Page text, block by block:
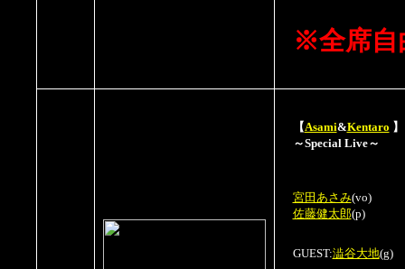
※全席自
【Asami&Kentaro 】
～Special Live～
宮田あさみ(vo)
佐藤健太郎(p)
GUEST:澁谷大地(g)